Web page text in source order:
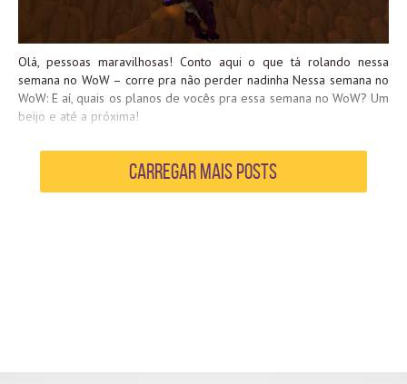
Olá, pessoas maravilhosas! Conto aqui o que tá rolando nessa
semana no WoW – corre pra não perder nadinha Nessa semana no
WoW: E aí, quais os planos de vocês pra essa semana no WoW? Um
beijo e até a próxima!
Carregar mais Posts